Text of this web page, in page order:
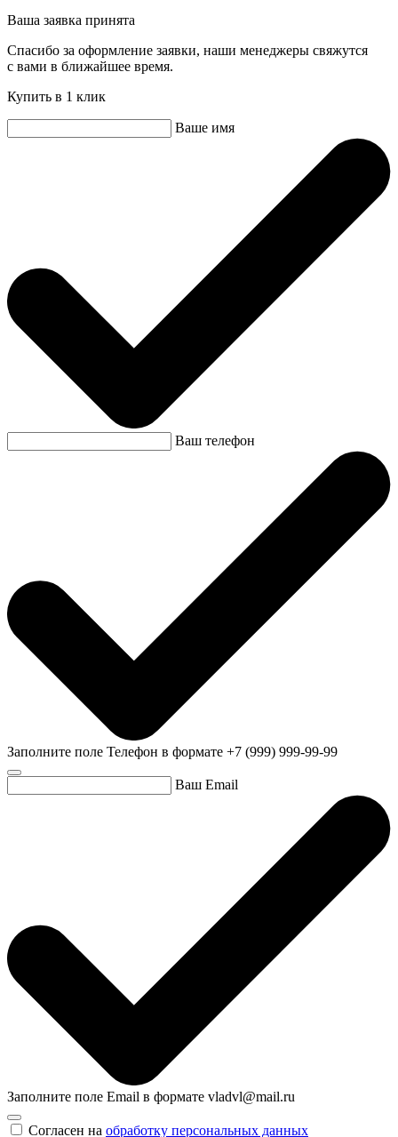
Ваша заявка принята
Спасибо за оформление заявки, наши менеджеры свяжутся
с вами в ближайшее время.
Купить в 1 клик
Ваше имя
Ваш телефон
Заполните поле Телефон в формате +7 (999) 999-99-99
Ваш Email
Заполните поле Email в формате vladvl@mail.ru
Согласен на обработку персональных данных